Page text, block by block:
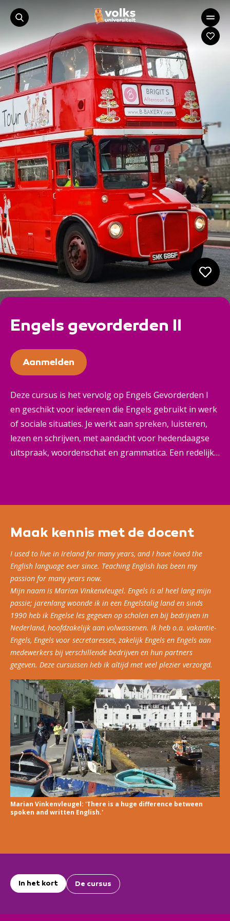
Engels gevorderden II
Aanmelden
Deze cursus is het vervolg op Engels Gevorderden I
en geschikt voor iedereen die Engels gebruikt in werk
of sociale situaties. Je werkt aan spreken, luisteren,
lezen en schrijven, met aandacht voor hedendaagse
uitspraak, woordenschat en grammatica. Een redelijke
Maak kennis met de docent
I used to live in Ireland for many years, and I have loved the
English language ever since. Teaching English has been my
passion for many years now.
Mijn naam is Marian Vinkenvleugel. Engels is al heel lang mijn
passie; jarenlang woonde ik in een Engelstalig land en sinds
1990 heb ik Engelse les gegeven op scholen en bij bedrijven in
Nederland, hoofdzakelijk aan volwassenen. Ik heb o.a. vakantie-
Engels, Engels voor secretaresses, zakelijk Engels en Engels aan
medewerkers bij verschillende bedrijven en hun partners
gegeven. Deze cursussen heb ik altijd met veel plezier verzorgd.
Marian Vinkenvleugel: 'There is a huge difference between
spoken and written English.'
In het kort De cursus